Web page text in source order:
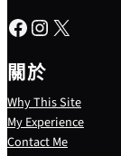
Facebook Instagram X
關於
Why This Site
My Experience
Contact Me